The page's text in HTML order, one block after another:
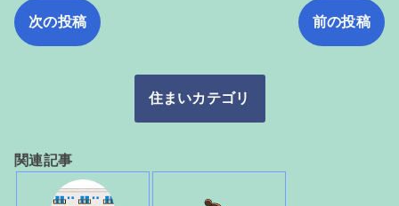
次の投稿 前の投稿
住まいカテゴリ
関連記事